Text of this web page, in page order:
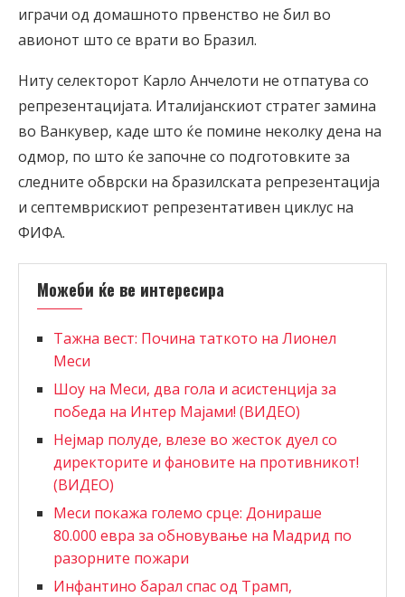
играчи од домашното првенство не бил во
авионот што се врати во Бразил.
Ниту селекторот Карло Анчелоти не отпатува со
репрезентацијата. Италијанскиот стратег замина
во Ванкувер, каде што ќе помине неколку дена на
одмор, по што ќе започне со подготовките за
следните обврски на бразилската репрезентација
и септемврискиот репрезентативен циклус на
ФИФА.
Можеби ќе ве интересира
Тажна вест: Почина таткото на Лионел
Меси
Шоу на Меси, два гола и асистенција за
победа на Интер Мајами! (ВИДЕО)
Нејмар полуде, влезе во жесток дуел со
директорите и фановите на противникот!
(ВИДЕО)
Меси покажа големо срце: Донираше
80.000 евра за обновување на Мадрид по
разорните пожари
Инфантино барал спас од Трамп,